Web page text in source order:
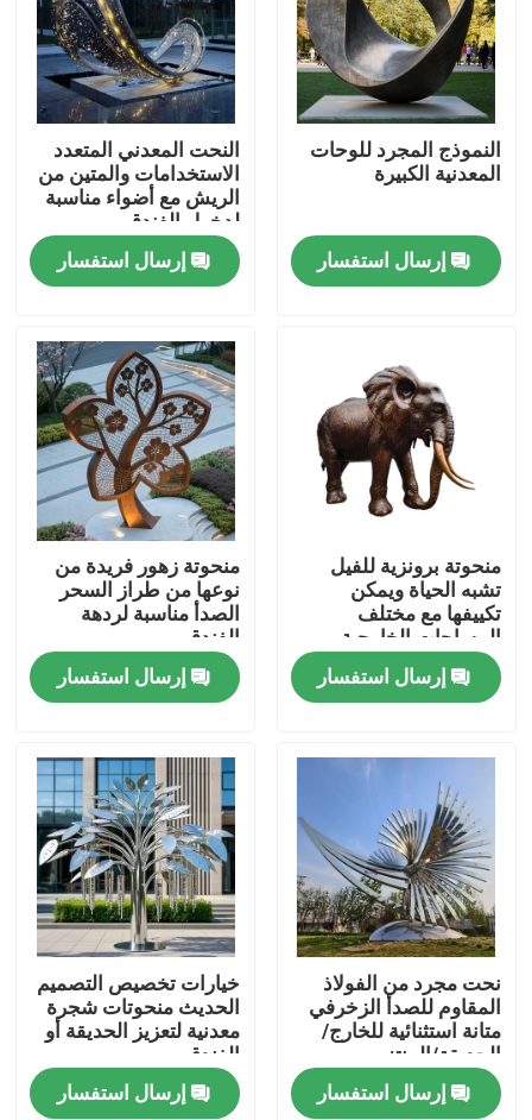
منتجات
معلومات عنا
جولة في المعمل
اتصل بنا
أخبار
اطلب اقتباس
الأعمال المعدنية الزخرفية
النحت المعدني الزخرفي
النموذج المجرد للوحات
المعدنية الكبيرة
إرسال استفسار
النحت المعدني المتعدد
الاستخدامات والمتين من
الريش مع أضواء مناسبة
لدخول الفندق
إرسال استفسار
منحوتة برونزية للفيل
تشبه الحياة ويمكن
تكييفها مع مختلف
المساحات الخارجية
إرسال استفسار
منحوتة زهور فريدة من
نوعها من طراز السحر
الصدأ مناسبة لردهة
الفندق
إرسال استفسار
نحت مجرد من الفولاذ
المقاوم للصدأ الزخرفي
متانة استثنائية للخارج/
الحديقة/المنتزه
إرسال استفسار
خيارات تخصيص التصميم
الحديث منحوتات شجرة
معدنية لتعزيز الحديقة أو
الفندق
إرسال استفسار